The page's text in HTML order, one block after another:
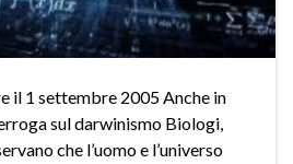
il 1 settembre 2005 Anche in
sul darwinismo Biologi,
che l’uomo e l’universo